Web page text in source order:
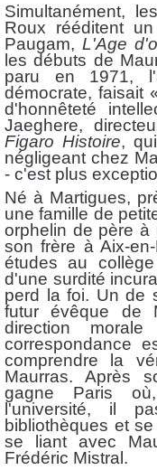
Simultanément,
Roux rééditent
Paugam, L'Age
les débuts de
paru en 1971,
démocrate, faisait
d'honnêteté
Jaeghere,
Figaro Histoire,
négligeant chez
- c'est plus
Né à Martigues,
une famille de
orphelin de père
son frère à Aix-
études au
d'une surdité
perd la foi. Un de
futur évêque de
direction
correspondance
comprendre la
Maurras. Après
gagne Paris
l'université, il
bibliothèques et
se liant avec
Frédéric Mistral.